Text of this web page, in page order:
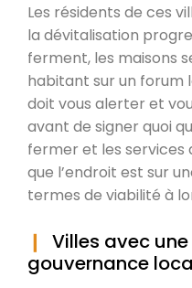
Les résidents de ces
la dévitalisation
ferment, les maisons
habitant sur un forum
doit vous alerter et
avant de signer quoi
fermer et les services
que l’endroit est sur
termes de viabilité à
Villes avec
gouvernance